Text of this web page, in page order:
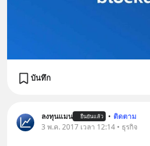
บันทึก
ลงทุนแมน ยืนยันแล้ว • ติดตาม
3 พ.ค. 2017 เวลา 12:14 • ธุรกิจ